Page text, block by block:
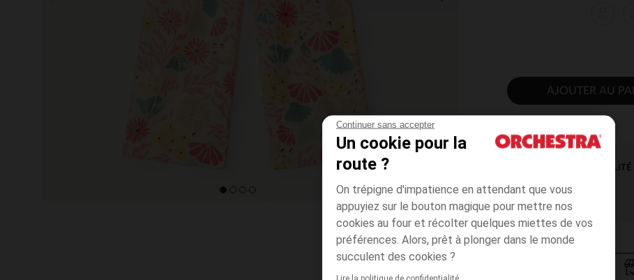
Continuer sans accepter
Un cookie pour la
route ?
On trépigne d'impatience en attendant que vous
appuyiez sur le bouton magique pour mettre nos
cookies au four et récolter quelques miettes de vos
préférences. Alors, prêt à plonger dans le monde
succulent des cookies ?
AJOUTER AU